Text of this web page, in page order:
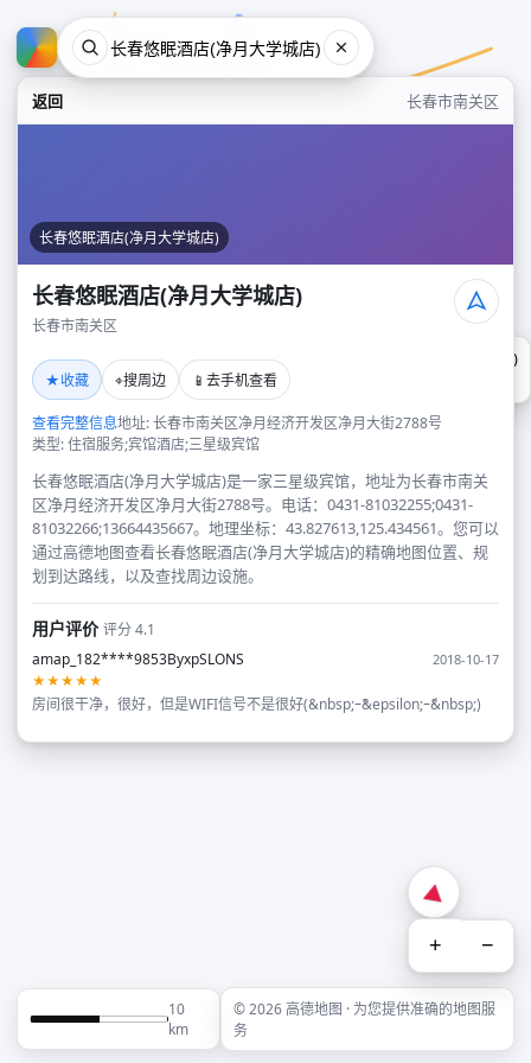
返回 长春市南关区
长春悠眠酒店(净月大学城店)
长春悠眠酒店(净月大学城店)
长春市南关区
★收藏 ⌖搜周边 📱 去手机查看
查看完整信息地址: 长春市南关区净月经济开发区净月大街2788号
类型: 住宿服务;宾馆酒店;三星级宾馆
长春悠眠酒店(净月大学城店)是一家三星级宾馆，地址为长春市南关
区净月经济开发区净月大街2788号。电话：0431-81032255;0431-
81032266;13664435667。地理坐标：43.827613,125.434561。您可以
通过高德地图查看长春悠眠酒店(净月大学城店)的精确地图位置、规
划到达路线，以及查找周边设施。
用户评价评分 4.1
amap_182****9853ByxpSLONS
2018-10-17
★★★★★
房间很干净，很好，但是WIFI信号不是很好(&nbsp;ｰ̀&epsilon;ｰ́&nbsp;)
长春悠眠酒店(净月大学城店)
+ −
10
km
© 2026 高德地图 · 为您提供准确的地图服
务